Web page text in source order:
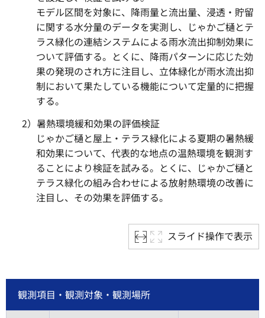
モデル区間を対象に、降雨量と流出量、浸透・貯留
に関する水分量のデータを実測し、じゃかご樋とテ
ラス緑化の連結システムによる雨水流出抑制効果に
ついて評価する。とくに、降雨パターンに応じた効
果の発現のされ方に注目し、立体緑化が雨水流出抑
制において果たしている機能について定量的に把握
する。
2）暑熱環境緩和効果の評価検証
じゃかご樋と屋上・テラス緑化による夏期の暑熱緩
和効果について、代表的な地点の温熱環境を観測す
ることにより検証を試みる。とくに、じゃかご樋と
テラス緑化の組み合わせによる放射熱環境の改善に
注目し、その効果を評価する。
スライド操作で表示
観測項目・観測対象・観測場所